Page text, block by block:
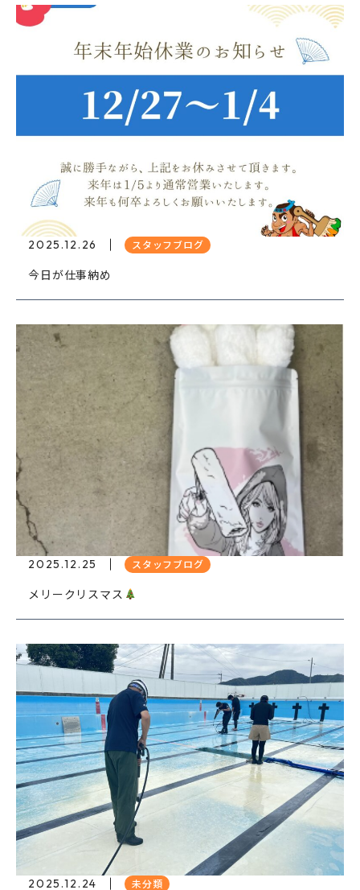
2025.12.26 スタッフブログ
今日が仕事納め
2025.12.25 スタッフブログ
メリークリスマス
2025.12.24 未分類